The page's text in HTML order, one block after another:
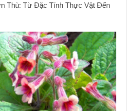
Thù: Từ Đặc Tính Thực Vật Đến